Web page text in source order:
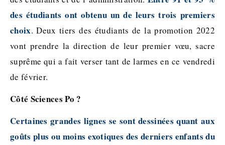
des étudiants ont obtenu un de leurs trois premiers
choix. Deux tiers des étudiants de la promotion 2022
vont prendre la direction de leur premier vœu, sacre
suprême qui a fait verser tant de larmes en ce vendredi
de février.
Côté Sciences Po ?
Certaines grandes lignes se sont dessinées quant aux
goûts plus ou moins exotiques des derniers enfants du